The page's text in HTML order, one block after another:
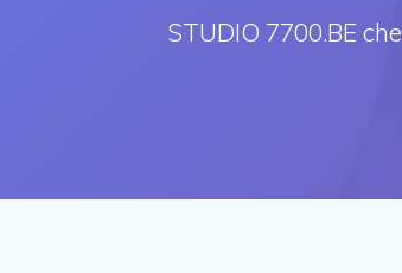
STUDIO 7700.BE